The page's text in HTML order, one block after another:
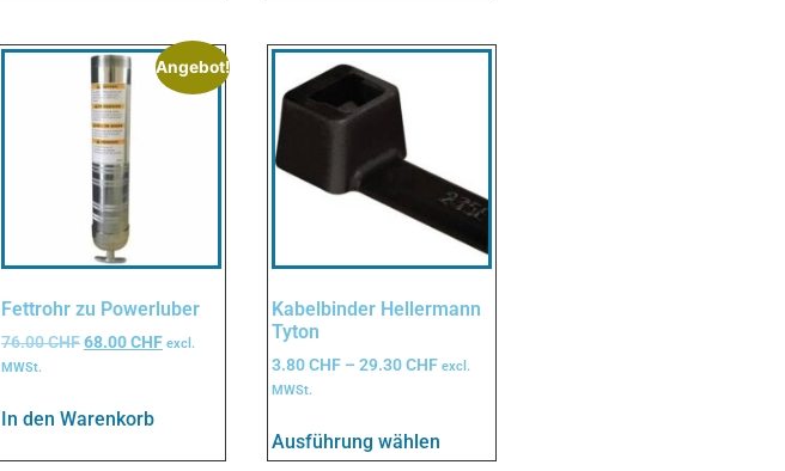
Angebot!
Fettrohr zu Powerluber
76.00CHF68.00CHF excl.
MWSt.
In den Warenkorb
Kabelbinder Hellermann
Tyton
3.80CHF –29.30CHF excl.
MWSt.
Ausführung wählen